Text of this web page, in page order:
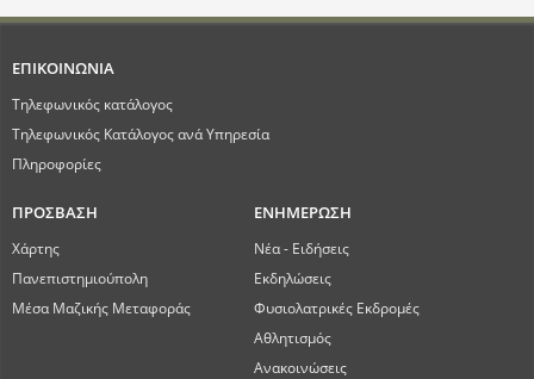
ΕΠΙΚΟΙΝΩΝΙΑ
Τηλεφωνικός κατάλογος
Τηλεφωνικός Κατάλογος ανά Υπηρεσία
Πληροφορίες
ΠΡΟΣΒΑΣΗ
Χάρτης
Πανεπιστημιούπολη
Μέσα Μαζικής Μεταφοράς
ΕΝΗΜΕΡΩΣΗ
Νέα - Ειδήσεις
Εκδηλώσεις
Φυσιολατρικές Εκδρομές
Αθλητισμός
Ανακοινώσεις